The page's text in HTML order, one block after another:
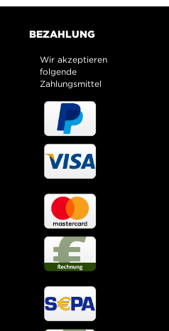
BEZAHLUNG
Wir akzeptieren
folgende
Zahlungsmittel